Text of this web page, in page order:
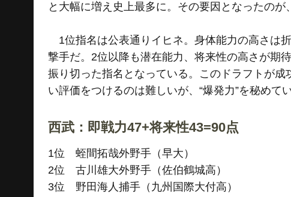
と大幅に増え史上最多に。その要因となったのが
1位指名は公表通りイヒネ。身体能力の高さは
撃手だ。2位以降も潜在能力、将来性の高さが期
振り切った指名となっている。このドラフトが
い評価をつけるのは難しいが、“爆発力”を秘めて
西武：即戦力47+将来性43=90点
1位 蛭間拓哉外野手（早大）
2位 古川雄大外野手（佐伯鶴城高）
3位 野田海人捕手（九州国際大付高）